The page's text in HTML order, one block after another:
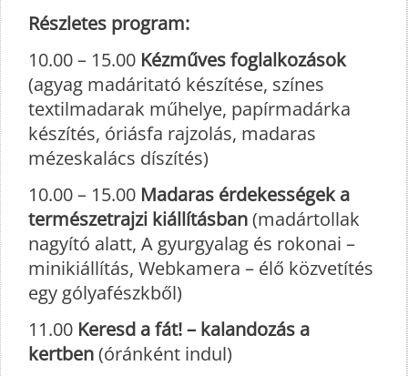
Részletes program:
10.00 – 15.00 Kézműves foglalkozások
(agyag madáritató készítése, színes
textilmadarak műhelye, papírmadárka
készítés, óriásfa rajzolás, madaras
mézeskalács díszítés)
10.00 – 15.00 Madaras érdekességek a
természetrajzi kiállításban(madártollak
nagyító alatt, A gyurgyalag és rokonai –
minikiállítás, Webkamera – élő közvetítés
egy gólyafészkből)
11.00 Keresd a fát! – kalandozás a
kertben(óránként indul)